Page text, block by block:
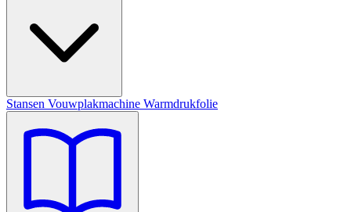
Stansen Vouwplakmachine Warmdrukfolie